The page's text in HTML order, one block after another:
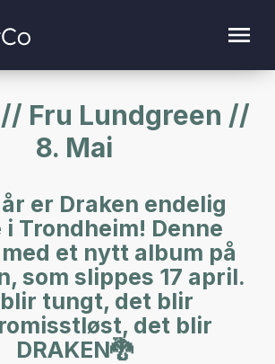
Fru Lundgreen //
8. Mai
er Draken endelig
Trondheim! Denne
et nytt album på
som slippes 17 april.
tungt, det blir
det blir
DRAKEN🐉